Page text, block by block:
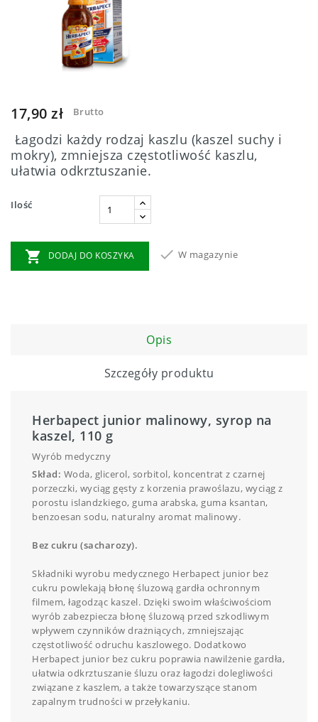
17,90 zł Brutto
Łagodzi każdy rodzaj kaszlu (kaszel suchy i
mokry), zmniejsza częstotliwość kaszlu,
ułatwia odkrztuszanie.
Ilość
 DODAJ DO KOSZYKA  W magazynie
Opis
Szczegóły produktu
Herbapect junior malinowy, syrop na
kaszel, 110 g
Wyrób medyczny
Skład: Woda, glicerol, sorbitol, koncentrat z czarnej
porzeczki, wyciąg gęsty z korzenia prawoślazu, wyciąg z
porostu islandzkiego, guma arabska, guma ksantan,
benzoesan sodu, naturalny aromat malinowy.
Bez cukru (sacharozy).
Składniki wyrobu medycznego Herbapect junior bez
cukru powlekają błonę śluzową gardła ochronnym
filmem, łagodząc kaszel. Dzięki swoim właściwościom
wyrób zabezpiecza błonę śluzową przed szkodliwym
wpływem czynników drażniących, zmniejszając
częstotliwość odruchu kaszlowego. Dodatkowo
Herbapect junior bez cukru poprawia nawilżenie gardła,
ułatwia odkrztuszanie śluzu oraz łagodzi dolegliwości
związane z kaszlem, a także towarzyszące stanom
zapalnym trudności w przełykaniu.